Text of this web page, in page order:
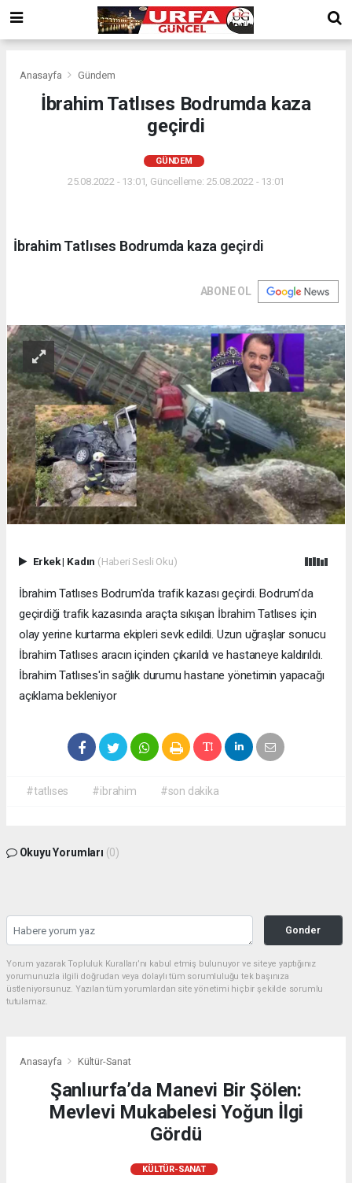
Anasayfa Gündem
İbrahim Tatlıses Bodrumda kaza
geçirdi
GÜNDEM
25.08.2022 - 13:01, Güncelleme: 25.08.2022 - 13:01
İbrahim Tatlıses Bodrumda kaza geçirdi
ABONE OL
Erkek| Kadın (Haberi Sesli Oku)
İbrahim Tatlıses Bodrum'da trafik kazası geçirdi. Bodrum’da
geçirdiği trafik kazasında araçta sıkışan İbrahim Tatlıses için
olay yerine kurtarma ekipleri sevk edildi. Uzun uğraşlar sonucu
İbrahim Tatlıses aracın içinden çıkarıldı ve hastaneye kaldırıldı.
İbrahim Tatlıses'in sağlık durumu hastane yönetimin yapacağı
açıklama bekleniyor
#tatlıses #ibrahim #son dakika
Okuyu Yorumları (0)
Gonder
Yorum yazarak Topluluk Kuralları’nı kabul etmiş bulunuyor ve siteye yaptığınız
yorumunuzla ilgili doğrudan veya dolaylı tüm sorumluluğu tek başınıza
üstleniyorsunuz. Yazılan tüm yorumlardan site yönetimi hiçbir şekilde sorumlu
tutulamaz.
Anasayfa Kültür-Sanat
Şanlıurfa’da Manevi Bir Şölen:
Mevlevi Mukabelesi Yoğun İlgi
Gördü
KÜLTÜR-SANAT